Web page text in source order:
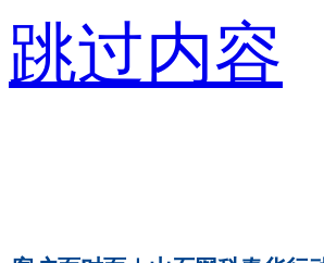
跳过内容